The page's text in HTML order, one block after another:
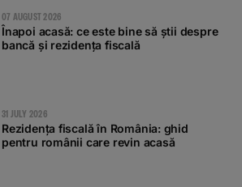
07 AUGUST 2026
Înapoi acasă: ce este bine să știi despre
bancă și rezidența fiscală
31 JULY 2026
Rezidența fiscală în România: ghid
pentru românii care revin acasă